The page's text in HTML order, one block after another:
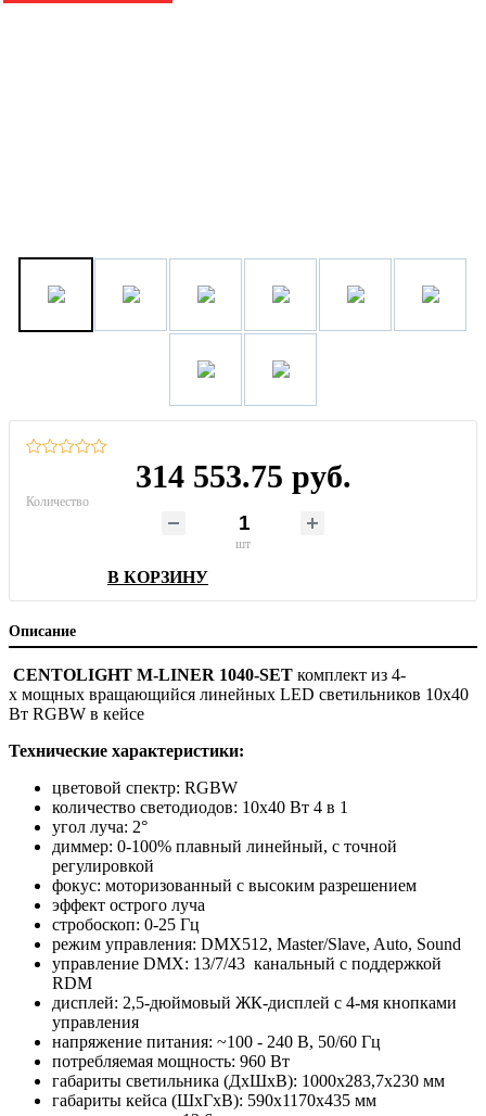
314 553.75 руб.
Количество
шт
В КОРЗИНУ
Описание
CENTOLIGHT M-LINER 1040-SET комплект из 4-
х мощных вращающийся линейных LED светильников 10х40
Вт RGBW в кейсе
Технические характеристики:
цветовой спектр: RGBW
количество светодиодов: 10х40 Вт 4 в 1
угол луча: 2°
диммер: 0-100% плавный линейный, с точной
регулировкой
фокус: моторизованный с высоким разрешением
эффект острого луча
стробоскоп: 0-25 Гц
режим управления: DMX512, Master/Slave, Auto, Sound
управление DMX: 13/7/43 канальный с поддержкой
RDM
дисплей: 2,5-дюймовый ЖК-дисплей с 4-мя кнопками
управления
напряжение питания: ~100 - 240 В, 50/60 Гц
потребляемая мощность: 960 Вт
габариты светильника (ДхШхВ): 1000х283,7х230 мм
габариты кейса (ШхГхВ): 590х1170х435 мм